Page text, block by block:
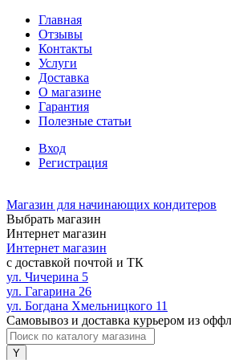
Главная
Отзывы
Контакты
Услуги
Доставка
О магазине
Гарантия
Полезные статьи
Вход
Регистрация
Магазин для начинающих кондитеров
Выбрать магазин
Интернет магазин
Интернет магазин
с доставкой почтой и ТК
ул. Чичерина 5
ул. Гагарина 26
ул. Богдана Хмельницкого 11
Самовывоз и доставка курьером из